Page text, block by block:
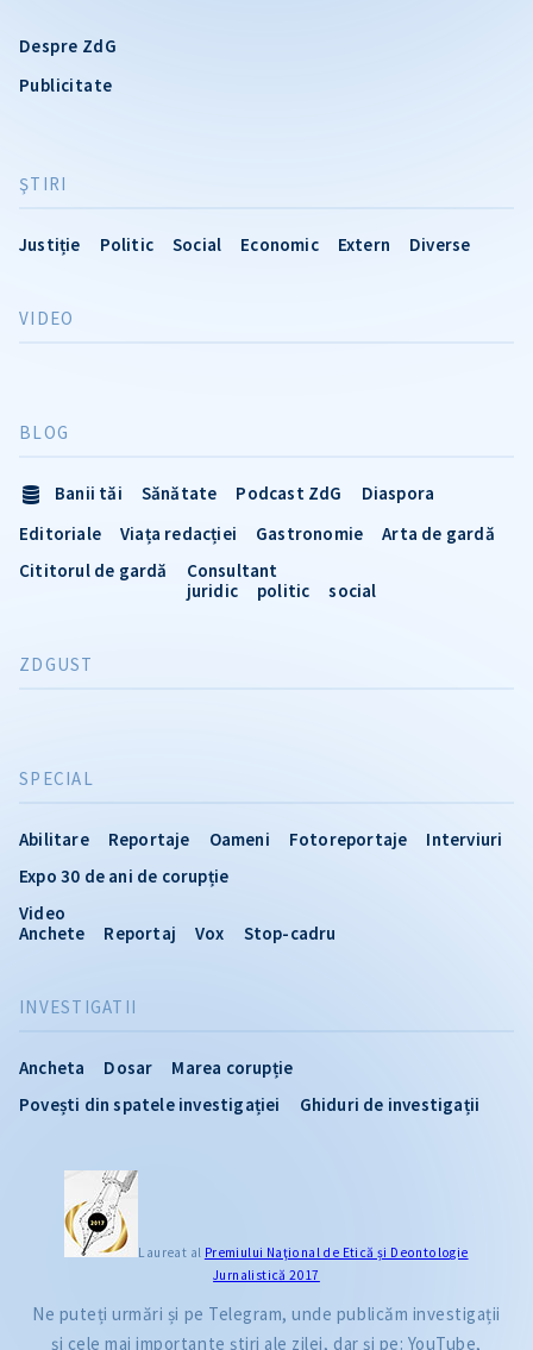
Despre ZdG
Publicitate
ŞTIRI
Justiție Politic Social Economic Extern Diverse
INVESTIGATII
Ancheta Dosar
Marea corupție
Povești din spatele investigației
Ghiduri de investigații
VIDEO
SPECIAL
Abilitare Reportaje Oameni Fotoreportaje
Interviuri
Expo 30 de ani de corupție
Video
Anchete
Reportaj Vox Stop-cadru
BLOG
Banii tăi Sănătate Podcast ZdG
Diaspora
Editoriale
Viața redacției Gastronomie
Arta de gardă
Cititorul de gardă
Consultant
juridic
politic social
ZDGUST
Laureat al Premiului Naţional de Etică și Deontologie
Jurnalistică 2017
Ne puteți urmări și pe Telegram, unde publicăm investigații
și cele mai importante știri ale zilei, dar și pe: YouTube,
CITEȘTE